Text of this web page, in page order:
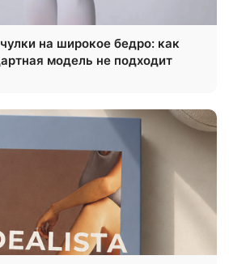
на широкое бедро: как
модель не подходит